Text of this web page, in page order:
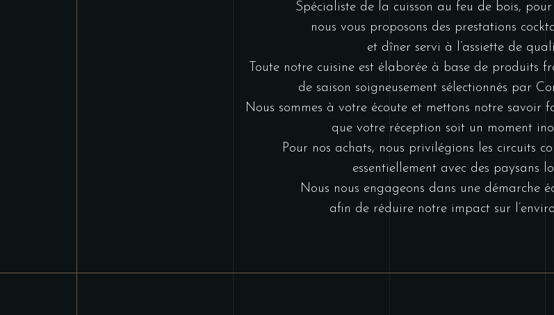
Spécialiste de la cuisson au feu de bois,
nous vous proposons des prestations
et dîner servi à l’assiette de
Toute notre cuisine est élaborée à base de produits
de saison soigneusement sélectionnés par
Nous sommes à votre écoute et mettons notre savoir
que votre réception soit un moment
Pour nos achats, nous privilégions les circuits
essentiellement avec des paysans
Nous nous engageons dans une démarche
afin de réduire notre impact sur